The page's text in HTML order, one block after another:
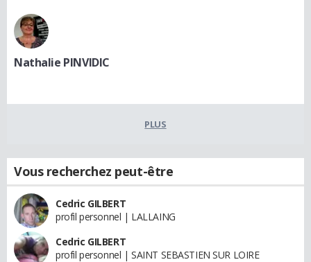
Nathalie PINVIDIC
PLUS
Vous recherchez peut-être
Cedric GILBERT
profil personnel | LALLAING
Cedric GILBERT
profil personnel | SAINT SEBASTIEN SUR LOIRE